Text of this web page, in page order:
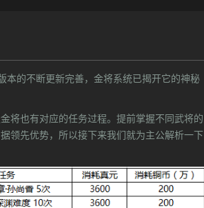
本的不断更新完善，金将系统已揭开它的神秘
将也有对应的任务过程。提前掌握不同武将的
领先优势，所以接下来我们就为主公解析一下